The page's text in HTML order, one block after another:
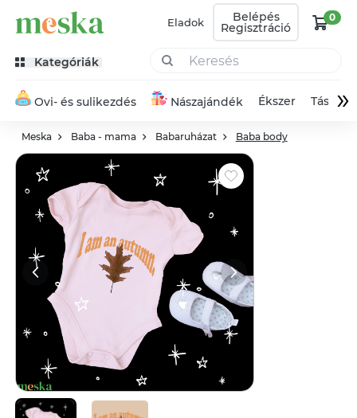
Eladok Belépés
Regisztráció
0
Kategóriák
Ovi- és sulikezdés Nászajándék Ékszer Táska»
Meska Baba - mama Babaruházat Baba body